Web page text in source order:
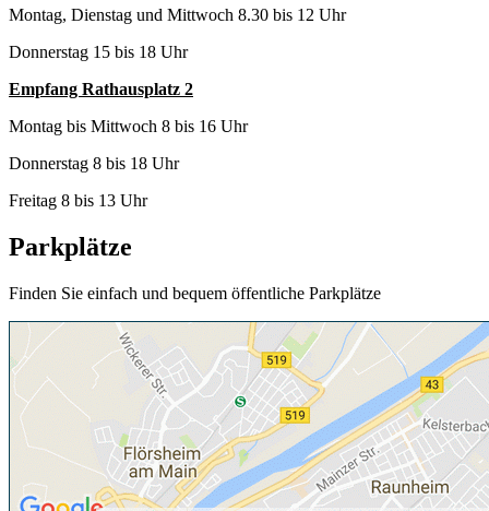
Montag, Dienstag und Mittwoch 8.30 bis 12 Uhr
Donnerstag 15 bis 18 Uhr
Empfang Rathausplatz 2
Montag bis Mittwoch 8 bis 16 Uhr
Donnerstag 8 bis 18 Uhr
Freitag 8 bis 13 Uhr
Parkplätze
Finden Sie einfach und bequem öffentliche Parkplätze